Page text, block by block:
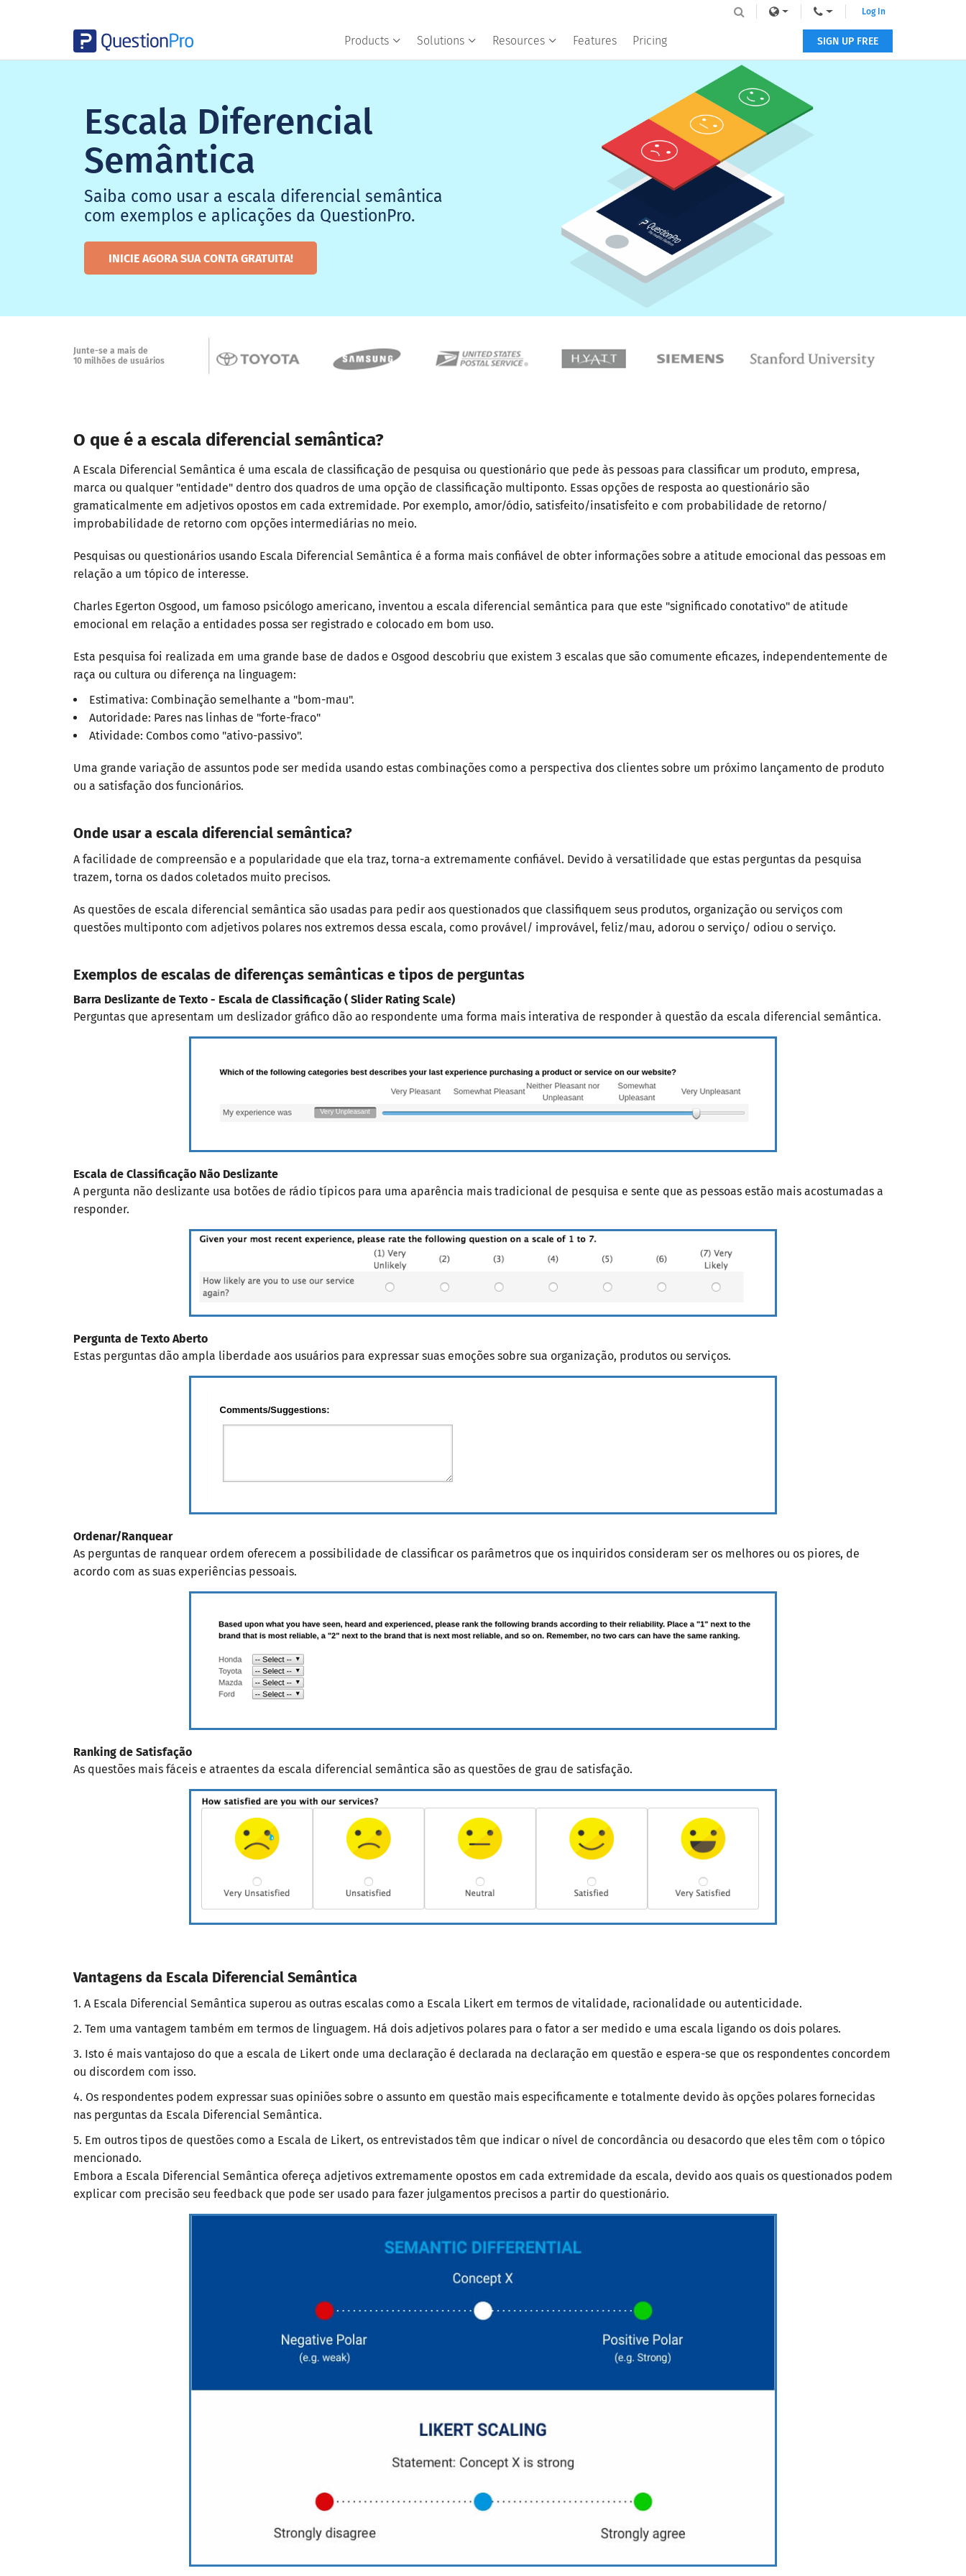
Products Solutions Resources Features Pricing
Log In
SIGN UP FREE
Escala Diferencial
Semântica
Saiba como usar a escala diferencial semântica
com exemplos e aplicações da QuestionPro.
INICIE AGORA SUA CONTA GRATUITA!
Junte-se a mais de
10 milhões de usuários
O que é a escala diferencial semântica?
A Escala Diferencial Semântica é uma escala de classificação de pesquisa ou questionário que pede às pessoas para classificar um produto, empresa,
marca ou qualquer "entidade" dentro dos quadros de uma opção de classificação multiponto. Essas opções de resposta ao questionário são
gramaticalmente em adjetivos opostos em cada extremidade. Por exemplo, amor/ódio, satisfeito/insatisfeito e com probabilidade de retorno/
improbabilidade de retorno com opções intermediárias no meio.
Pesquisas ou questionários usando Escala Diferencial Semântica é a forma mais confiável de obter informações sobre a atitude emocional das pessoas em
relação a um tópico de interesse.
Charles Egerton Osgood, um famoso psicólogo americano, inventou a escala diferencial semântica para que este "significado conotativo" de atitude
emocional em relação a entidades possa ser registrado e colocado em bom uso.
Esta pesquisa foi realizada em uma grande base de dados e Osgood descobriu que existem 3 escalas que são comumente eficazes, independentemente de
raça ou cultura ou diferença na linguagem:
Estimativa: Combinação semelhante a "bom-mau".
Autoridade: Pares nas linhas de "forte-fraco"
Atividade: Combos como "ativo-passivo".
Uma grande variação de assuntos pode ser medida usando estas combinações como a perspectiva dos clientes sobre um próximo lançamento de produto
ou a satisfação dos funcionários.
Onde usar a escala diferencial semântica?
A facilidade de compreensão e a popularidade que ela traz, torna-a extremamente confiável. Devido à versatilidade que estas perguntas da pesquisa
trazem, torna os dados coletados muito precisos.
As questões de escala diferencial semântica são usadas para pedir aos questionados que classifiquem seus produtos, organização ou serviços com
questões multiponto com adjetivos polares nos extremos dessa escala, como provável/ improvável, feliz/mau, adorou o serviço/ odiou o serviço.
Exemplos de escalas de diferenças semânticas e tipos de perguntas
Barra Deslizante de Texto - Escala de Classificação ( Slider Rating Scale)
Perguntas que apresentam um deslizador gráfico dão ao respondente uma forma mais interativa de responder à questão da escala diferencial semântica.
Escala de Classificação Não Deslizante
A pergunta não deslizante usa botões de rádio típicos para uma aparência mais tradicional de pesquisa e sente que as pessoas estão mais acostumadas a
responder.
Pergunta de Texto Aberto
Estas perguntas dão ampla liberdade aos usuários para expressar suas emoções sobre sua organização, produtos ou serviços.
Ordenar/Ranquear
As perguntas de ranquear ordem oferecem a possibilidade de classificar os parâmetros que os inquiridos consideram ser os melhores ou os piores, de
acordo com as suas experiências pessoais.
Ranking de Satisfação
As questões mais fáceis e atraentes da escala diferencial semântica são as questões de grau de satisfação.
Vantagens da Escala Diferencial Semântica
A Escala Diferencial Semântica superou as outras escalas como a Escala Likert em termos de vitalidade, racionalidade ou autenticidade.
Tem uma vantagem também em termos de linguagem. Há dois adjetivos polares para o fator a ser medido e uma escala ligando os dois polares.
Isto é mais vantajoso do que a escala de Likert onde uma declaração é declarada na declaração em questão e espera-se que os respondentes concordem
ou discordem com isso.
Os respondentes podem expressar suas opiniões sobre o assunto em questão mais especificamente e totalmente devido às opções polares fornecidas
nas perguntas da Escala Diferencial Semântica.
Em outros tipos de questões como a Escala de Likert, os entrevistados têm que indicar o nível de concordância ou desacordo que eles têm com o tópico
mencionado.
Embora a Escala Diferencial Semântica ofereça adjetivos extremamente opostos em cada extremidade da escala, devido aos quais os questionados podem
explicar com precisão seu feedback que pode ser usado para fazer julgamentos precisos a partir do questionário.